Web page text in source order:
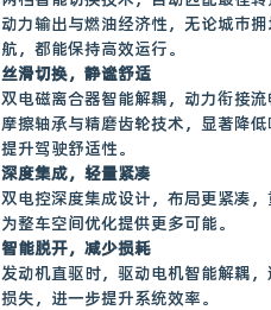
动力输出与燃油经济性，无论城市
航，都能保持高效运行。
丝滑切换，静谧舒适
双电磁离合器智能解耦，动力衔接
摩擦轴承与精磨齿轮技术，显著降低
提升驾驶舒适性。
深度集成，轻量紧凑
双电控深度集成设计，布局更紧凑，
为整车空间优化提供更多可能。
智能脱开，减少损耗
发动机直驱时，驱动电机智能解耦
损失，进一步提升系统效率。